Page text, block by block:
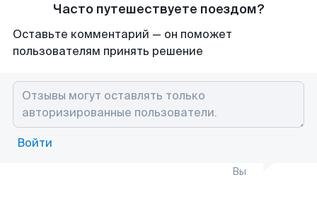
Часто путешествуете поездом?
Оставьте комментарий — он поможет
пользователям принять решение
Войти
Вы